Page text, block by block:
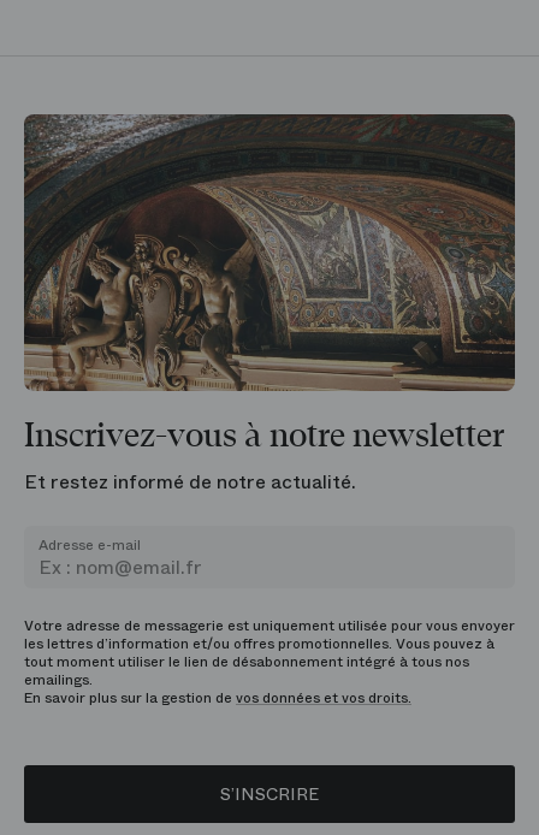
Inscrivez-vous à notre newsletter
Et restez informé de notre actualité.
Adresse e-mail
Votre adresse de messagerie est uniquement utilisée pour vous envoyer
les lettres d’information et/ou offres promotionnelles. Vous pouvez à
tout moment utiliser le lien de désabonnement intégré à tous nos
emailings.
En savoir plus sur la gestion de vos données et vos droits.
S’INSCRIRE